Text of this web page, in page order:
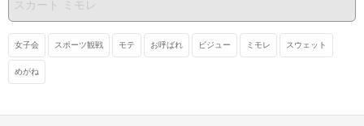
女子会 スポーツ観戦 モテ お呼ばれ ビジュー ミモレ スウェット
めがね